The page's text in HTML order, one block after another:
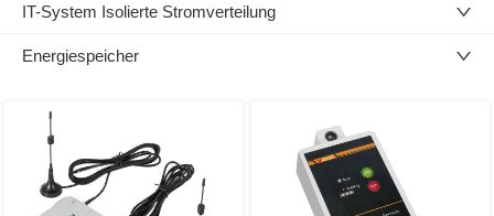
IT-System Isolierte Stromverteilung
Energiespeicher